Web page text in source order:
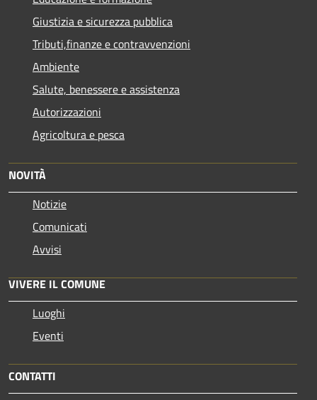
Giustizia e sicurezza pubblica
Tributi,finanze e contravvenzioni
Ambiente
Salute, benessere e assistenza
Autorizzazioni
Agricoltura e pesca
NOVITÀ
Notizie
Comunicati
Avvisi
VIVERE IL COMUNE
Luoghi
Eventi
CONTATTI